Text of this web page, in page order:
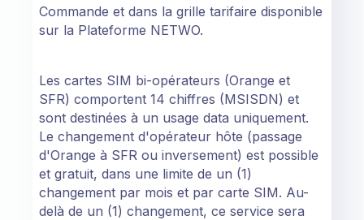
Commande et dans la grille tarifaire disponible
sur la Plateforme NETWO.
Les cartes SIM bi-opérateurs (Orange et
SFR) comportent 14 chiffres (MSISDN) et
sont destinées à un usage data uniquement.
Le changement d'opérateur hôte (passage
d'Orange à SFR ou inversement) est possible
et gratuit, dans une limite de un (1)
changement par mois et par carte SIM. Au-
delà de un (1) changement, ce service sera